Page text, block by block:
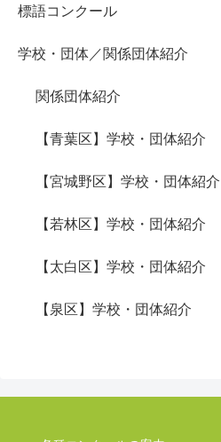
標語コンクール
学校・団体／関係団体紹介
関係団体紹介
【青葉区】学校・団体紹介
【宮城野区】学校・団体紹介
【若林区】学校・団体紹介
【太白区】学校・団体紹介
【泉区】学校・団体紹介